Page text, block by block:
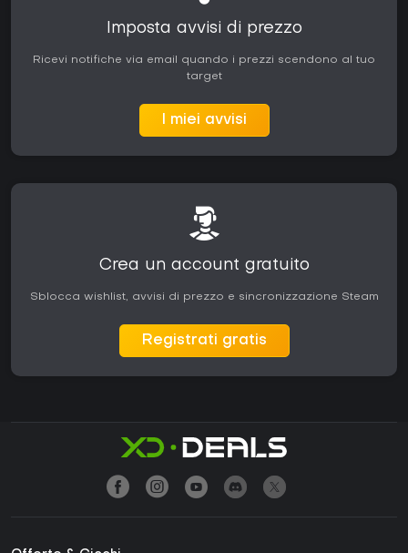
Imposta avvisi di prezzo
Ricevi notifiche via email quando i prezzi scendono al tuo
target
I miei avvisi
Crea un account gratuito
Sblocca wishlist, avvisi di prezzo e sincronizzazione Steam
Registrati gratis